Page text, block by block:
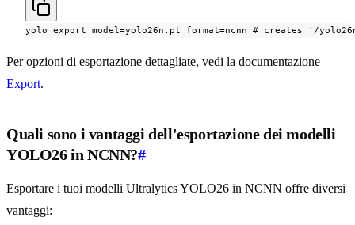
yolo export model=yolo26n.pt format=ncnn # creates '/
Per opzioni di esportazione dettagliate, vedi la documentazione
Export.
Quali sono i vantaggi dell'esportazione dei modelli
YOLO26 in NCNN?#
Esportare i tuoi modelli Ultralytics YOLO26 in NCNN offre diversi
vantaggi: